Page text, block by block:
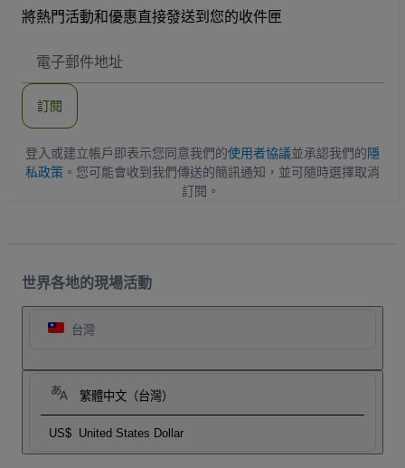
將熱門活動和優惠直接發送到您的收件匣
子
地
訂閱
登入或建立帳戶即表示您同意我們的使用者協議並承認我們的隱
私政策 。您可能會收到我們傳送的簡訊通知，並可隨時選擇取消
訂閱。
世界各地的現場活動
台灣
繁體中文（台灣）
US$ United States Dollar